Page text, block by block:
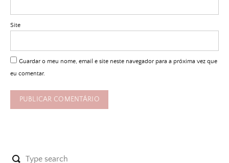
Site
Guardar o meu nome, email e site neste navegador para a próxima vez que
eu comentar.